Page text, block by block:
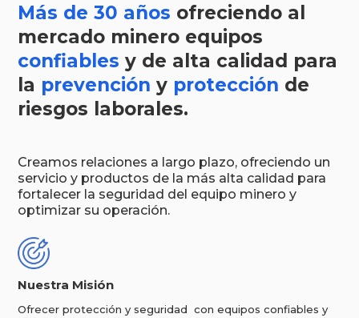
Más de 30 años ofreciendo al
mercado minero equipos
confiablesy de alta calidad para
la prevención y protección de
riesgos laborales.
Creamos relaciones a largo plazo, ofreciendo un
servicio y productos de la más alta calidad para
fortalecer la seguridad del equipo minero y
optimizar su operación.
Nuestra Misión
Ofrecer protección y seguridad con equipos confiables y